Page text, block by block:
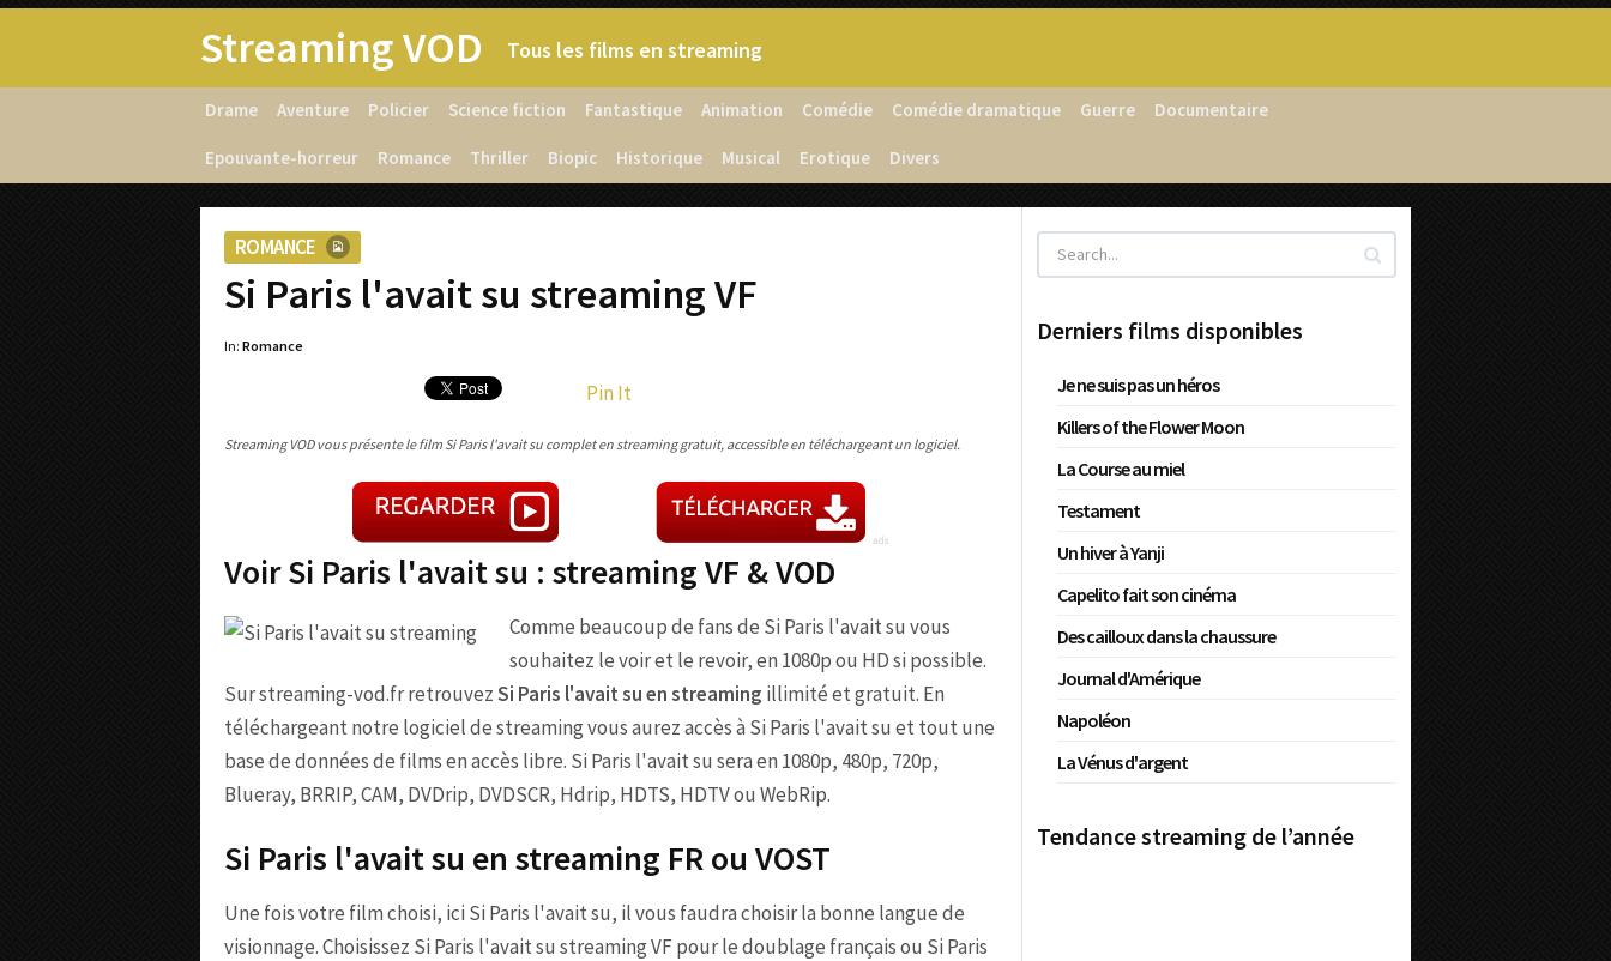
Streaming VOD Tous les films en streaming
Drame Aventure Policier Science fiction Fantastique Animation Comédie Comédie dramatique Guerre Documentaire
Epouvante-horreur Romance Thriller Biopic Historique Musical Erotique Divers
ROMANCE
Si Paris l'avait su streaming VF
In: Romance
Pin It
Streaming VOD vous présente le film Si Paris l'avait su complet en streaming gratuit, accessible en téléchargeant un logiciel.
Voir Si Paris l'avait su : streaming VF & VOD
Comme beaucoup de fans de Si Paris l'avait su vous
souhaitez le voir et le revoir, en 1080p ou HD si possible.
Sur streaming-vod.fr retrouvezSi Paris l'avait su en streaming illimité et gratuit. En
téléchargeant notre logiciel de streaming vous aurez accès à Si Paris l'avait su et tout une
base de données de films en accès libre. Si Paris l'avait su sera en 1080p, 480p, 720p,
Blueray, BRRIP, CAM, DVDrip, DVDSCR, Hdrip, HDTS, HDTV ou WebRip.
Si Paris l'avait su en streaming FR ou VOST
Une fois votre film choisi, ici Si Paris l'avait su, il vous faudra choisir la bonne langue de
visionnage. Choisissez Si Paris l'avait su streaming VF pour le doublage français ou Si Paris
Derniers films disponibles
Je ne suis pas un héros
Killers of the Flower Moon
La Course au miel
Testament
Un hiver à Yanji
Capelito fait son cinéma
Des cailloux dans la chaussure
Journal d'Amérique
Napoléon
La Vénus d'argent
Tendance streaming de l’année